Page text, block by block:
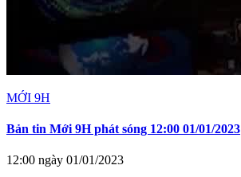
MỚI 9H
Bản tin Mới 9H phát sóng 12:00 01/01/2023
12:00 ngày 01/01/2023